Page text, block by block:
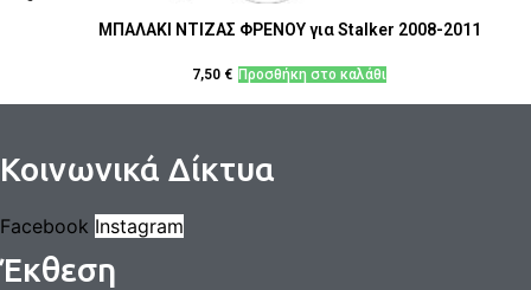
ΜΠΑΛΑΚΙ ΝΤΙΖΑΣ ΦΡΕΝΟΥ για Stalker 2008-2011
7,50 € Προσθήκη στο καλάθι
Κοινωνικά Δίκτυα
Facebook Instagram
Έκθεση